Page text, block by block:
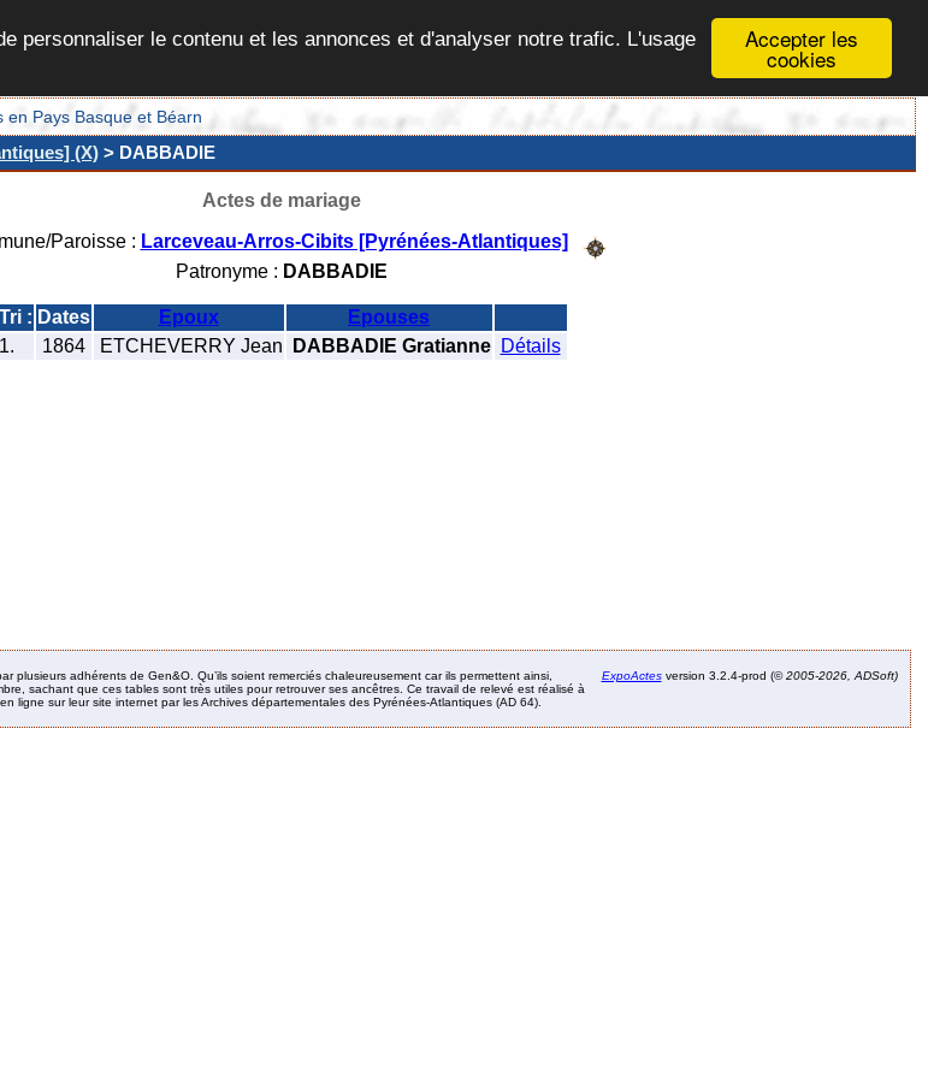
Accepter les
cookies
personnaliser le contenu et les annonces et d'analyser notre trafic. L'usage
Pays Basque et Béarn
(X) > DABBADIE
Actes de mariage
Paroisse : Larceveau-Arros-Cibits [Pyrénées-Atlantiques]
Patronyme : DABBADIE
Tri : Dates Epoux
Epouses
1.
1864 ETCHEVERRY Jean DABBADIE Gratianne Détails
plusieurs adhérents de Gen&O. Qu’ils soient remerciés chaleureusement car ils permettent ainsi,
sachant que ces tables sont très utiles pour retrouver ses ancêtres. Ce travail de relevé est réalisé à
ligne sur leur site internet par les Archives départementales des Pyrénées-Atlantiques (AD 64).
ExpoActesversion 3.2.4-prod (©2005-2026, ADSoft)